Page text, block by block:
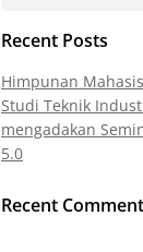
Recent Posts
Himpunan
Studi Teknik
mengadakan
5.0
Recent